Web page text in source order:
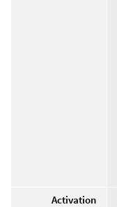
Activation